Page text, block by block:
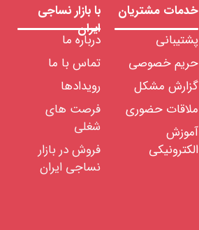
خدمات مشتریان
پشتیبانی
حریم خصوصی
گزارش مشکل
ملاقات حضوری
آموزش
الکترونیکی
با بازار نساجی
ایران
درباره ما
تماس با ما
رویدادها
فرصت های
شغلی
فروش در بازار
نساجی ایران